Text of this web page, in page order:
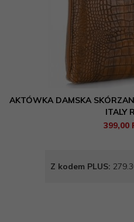
Więcej filtrów
skóra naturalna - aligator
skóra naturalna -
skóra naturalna - miękka
skóra naturalna - motyw
skóra naturalna -
AKTÓWKA DAMSKA
ITALY
399,00
Z kodem PLUS: